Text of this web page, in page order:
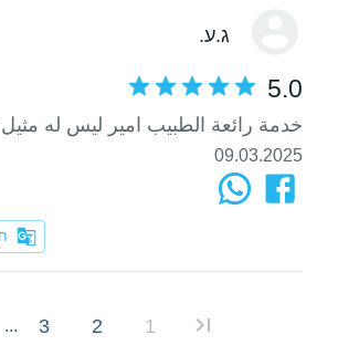
ג.ע.
5.0
خدمة رائعة الطبيب امير ليس له مثيل
09.03.2025
1
2
3
...